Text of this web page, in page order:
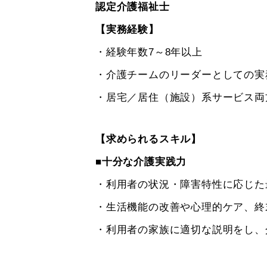
認定介護福祉士
【実務経験】
・経験年数7～8年以上
・介護チームのリーダーとしての
・居宅／居住（施設）系サービス
【求められるスキル】
■十分な介護実践力
・利用者の状況・障害特性に応じ
・生活機能の改善や心理的ケア、
・利用者の家族に適切な説明をし